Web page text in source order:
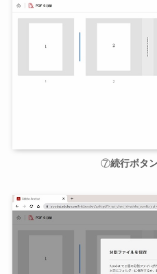
⑦続行ボタ